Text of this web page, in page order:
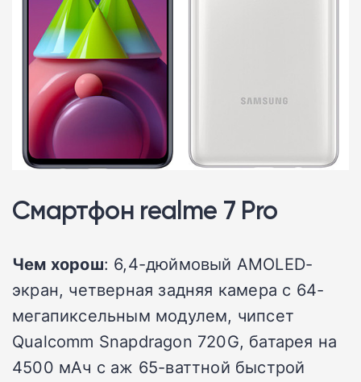
Смартфон realme 7 Pro
Чем хорош: 6,4-дюймовый AMOLED-
экран, четверная задняя камера с 64-
мегапиксельным модулем, чипсет
Qualcomm Snapdragon 720G, батарея на
4500 мАч с аж 65-ваттной быстрой